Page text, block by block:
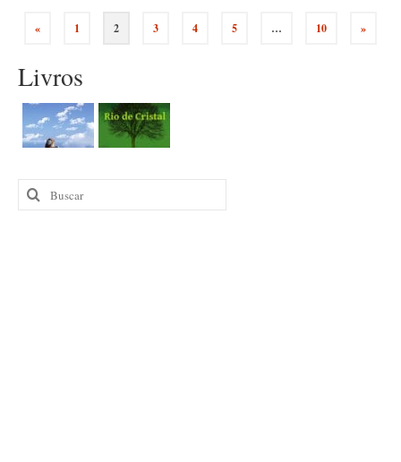
Paginação
de
posts
« 1 2 3 4 5 … 10 »
Livros
Buscar
por: